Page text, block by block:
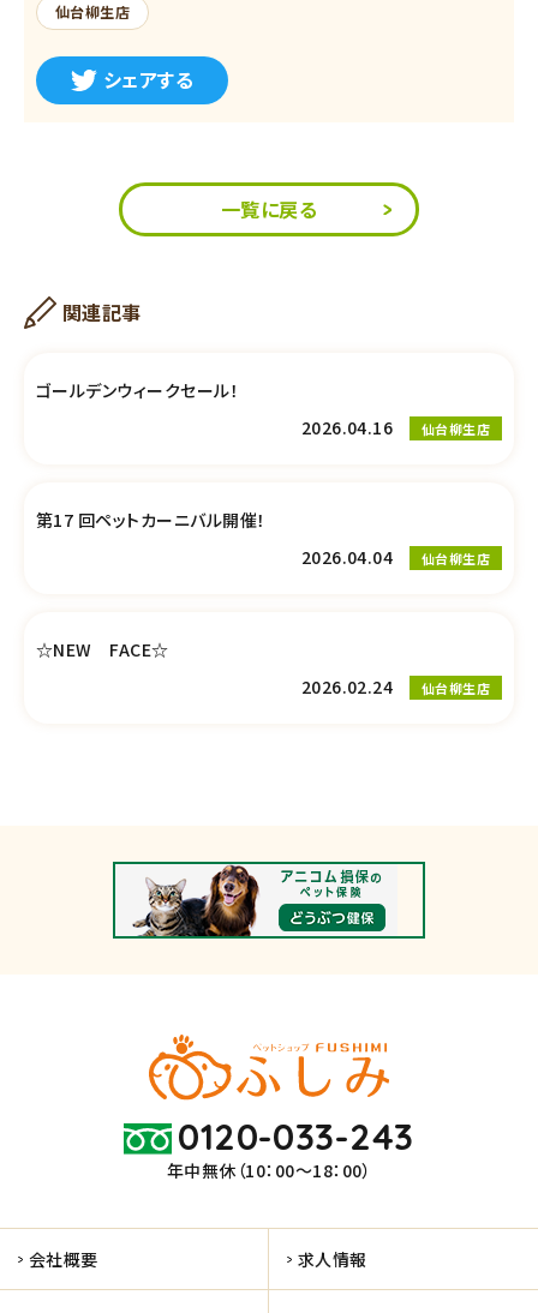
仙台柳生店
シェアする
一覧に戻る
関連記事
ゴールデンウィークセール！
2026.04.16
仙台柳生店
第17 回ペットカーニバル開催！
2026.04.04
仙台柳生店
☆NEW FACE☆
2026.02.24
仙台柳生店
0120-033-243
年中無休（10：00～18：00）
会社概要 求人情報